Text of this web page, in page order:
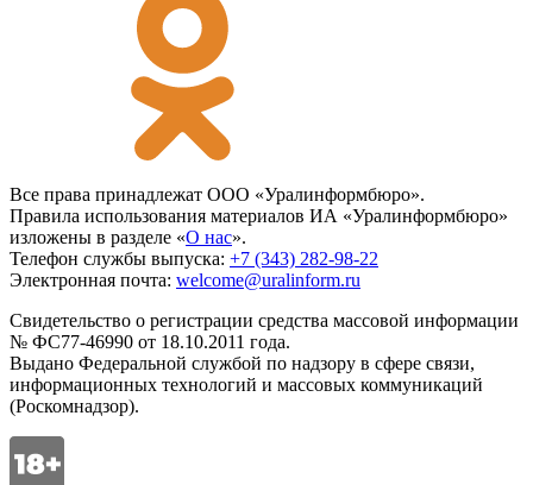
Все права принадлежат ООО «Уралинформбюро».
Правила использования материалов ИА «Уралинформбюро»
изложены в разделе «О нас».
Телефон службы выпуска: +7 (343) 282-98-22
Электронная почта: welcome@uralinform.ru
Свидетельство о регистрации средства массовой информации
№ ФС77-46990 от 18.10.2011 года.
Выдано Федеральной службой по надзору в сфере связи,
информационных технологий и массовых коммуникаций
(Роскомнадзор).